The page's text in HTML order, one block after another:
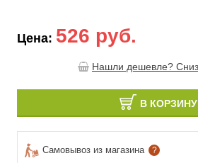
Цена: 526 руб.
Нашли дешевле?
В КОРЗИНУ
Самовывоз из магазина ?